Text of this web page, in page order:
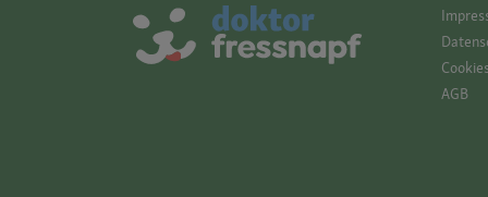
AGB